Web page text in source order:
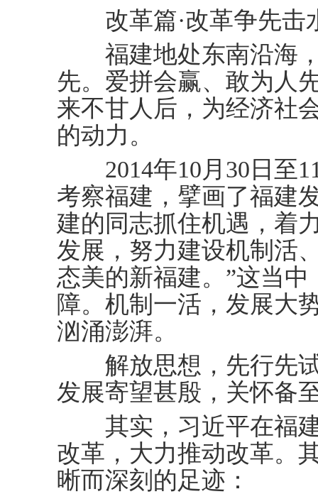
改革篇·改革争先击
福建地处东南沿海，
先。爱拼会赢、敢为人
来不甘人后，为经济社
的动力。
2014年10月30日至
考察福建，擘画了福建
建的同志抓住机遇，着
发展，努力建设机制活
态美的新福建。”这当
障。机制一活，发展大
汹涌澎湃。
解放思想，先行先试
发展寄望甚殷，关怀备
其实，习近平在福建
改革，大力推动改革。
晰而深刻的足迹：